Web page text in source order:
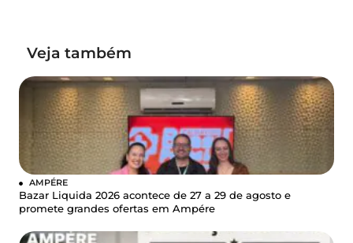
Veja também
AMPÉRE
Bazar Liquida 2026 acontece de 27 a 29 de agosto e
promete grandes ofertas em Ampére